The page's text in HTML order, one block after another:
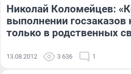
Николай Коломейцев:
выполнении госзаказов
только в родственных
13.08.2012 3 636 1